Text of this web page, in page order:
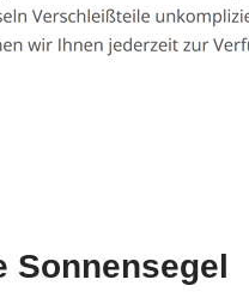
Sonnensegel